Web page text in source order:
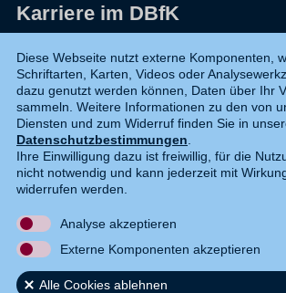
Karriere im DBfK
Datenschutz
Shop
Widerruf
Kontakt
DE EN
Diese Webseite nutzt externe Komponenten,
Schriftarten, Karten, Videos oder
dazu genutzt werden können, Daten über Ihr
sammeln. Weitere Informationen zu den von
Diensten und zum Widerruf finden Sie in
Datenschutzbestimmungen.
Ihre Einwilligung dazu ist freiwillig, für die
nicht notwendig und kann jederzeit mit
widerrufen werden.
Analyse akzeptieren
Externe Komponenten akzeptieren
Alle Cookies ablehnen